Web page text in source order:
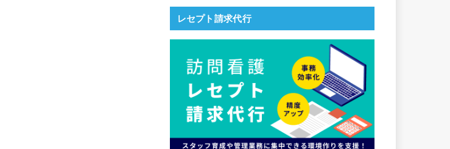
レセプト請求代行